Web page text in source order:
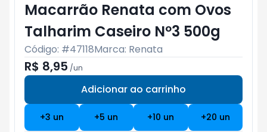
Macarrão Renata com Ovos
Talharim Caseiro Nº3 500g
Código: #47118Marca: Renata
R$ 8,95 /un
Adicionar ao carrinho
+3 un +5 un +10 un +20 un